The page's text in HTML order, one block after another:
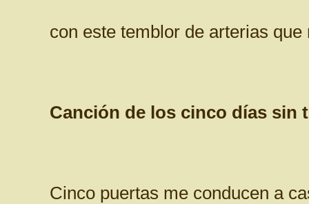
con este temblor de arterias
Canción de los cinco días sin
Cinco puertas me conducen a